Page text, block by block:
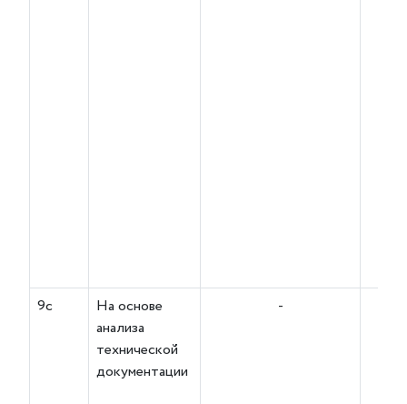
9с
На основе
анализа
технической
документации
-